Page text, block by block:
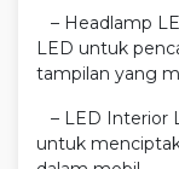
– Headlamp
LED untuk
tampilan yang
– LED Interior
untuk